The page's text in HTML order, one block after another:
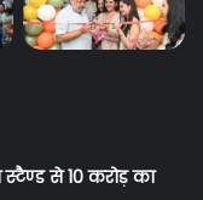
स्टैण्ड से 10 करोड़ का